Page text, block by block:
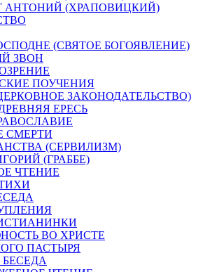
АНТОНИЙ (ХРАПОВИЦКИЙ)
(СВЯТОЕ БОГОЯВЛЕНИЕ)
ЗВОН
ПОУЧЕНИЯ
ЗАКОНОДАТЕЛЬСТВО)
ЕРЕСЬ
СМЕРТИ
(СЕРВИЛИЗМ)
(ГРАББЕ)
ЧТЕНИЕ
ВО ХРИСТЕ
ПАСТЫРЯ